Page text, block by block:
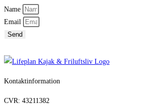
Name
Email
Send
Kontaktinformation
CVR: 43211382